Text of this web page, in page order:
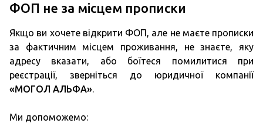
ФОП не за місцем прописки
Якщо ви хочете відкрити ФОП, але не маєте прописки
за фактичним місцем проживання, не знаєте, яку
адресу вказати, або боїтеся помилитися при
реєстрації, зверніться до юридичної компанії
«МОГОЛ АЛЬФА».
Ми допоможемо: